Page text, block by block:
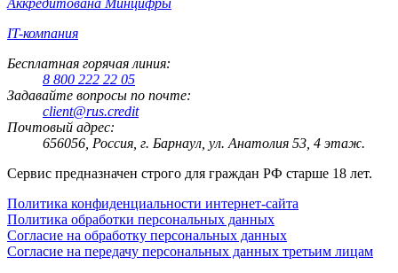
Аккредитована Минцифры
IT-компания
Бесплатная горячая линия:
8 800 222 22 05
Задавайте вопросы по почте:
client@rus.credit
Почтовый адрес:
656056, Россия, г. Барнаул, ул. Анатолия 53, 4 этаж.
Сервис предназначен строго для граждан РФ старше 18 лет.
Политика конфиденциальности интернет-сайта
Политика обработки персональных данных
Согласие на обработку персональных данных
Согласие на передачу персональных данных третьим лицам